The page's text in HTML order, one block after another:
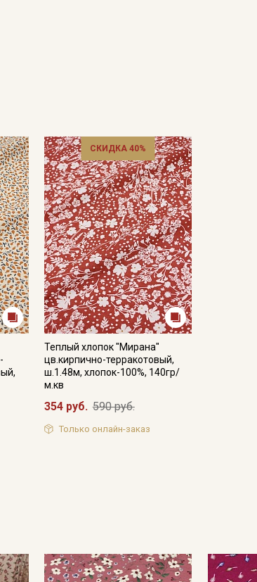
СКИДКА 40%
Теплый хлопок "Мирана"
цв.кирпично-терракотовый,
ш.1.48м, хлопок-100%, 140гр/
м.кв
354 руб. 590 руб.
Только онлайн-заказ
ДаюСогласие на получение рекламных и
информационных рассылок